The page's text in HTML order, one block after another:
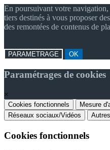
En poursuivant votre
tiers destinés à vous proposer
des remontées de contenus de
PARAMETRAGE OK
Paramétrages de cookies
×
Cookies fonctionnels Mesure
Réseaux sociaux/Vidéos
Cookies fonctionnels